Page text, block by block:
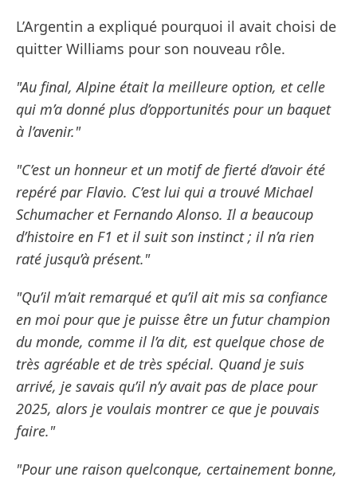
L’Argentin a expliqué pourquoi il avait choisi de
quitter Williams pour son nouveau rôle.
"Au final, Alpine était la meilleure option, et celle
qui m’a donné plus d’opportunités pour un baquet
à l’avenir."
"C’est un honneur et un motif de fierté d’avoir été
repéré par Flavio. C’est lui qui a trouvé Michael
Schumacher et Fernando Alonso. Il a beaucoup
d’histoire en F1 et il suit son instinct ; il n’a rien
raté jusqu’à présent."
"Qu’il m’ait remarqué et qu’il ait mis sa confiance
en moi pour que je puisse être un futur champion
du monde, comme il l’a dit, est quelque chose de
très agréable et de très spécial. Quand je suis
arrivé, je savais qu’il n’y avait pas de place pour
2025, alors je voulais montrer ce que je pouvais
faire."
"Pour une raison quelconque, certainement bonne,